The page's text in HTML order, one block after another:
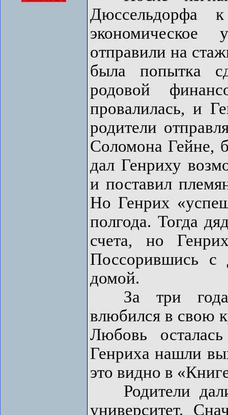
Дюссельдорфа
отправили на
была попытка
родовой
провалилась, и
родители
Соломона Гейне,
дал Генриху
и поставил
Но Генрих
полгода. Тогда
счета, но
Поссорившись с
домой.
За три года,
влюбился в свою
Любовь
Генриха нашли
это видно в
Родители дали
университет.